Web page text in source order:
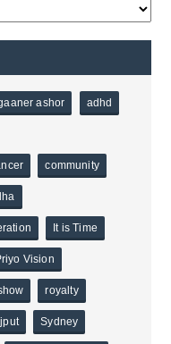
ashor adhd
community
It is Time
Vision
royalty
Sydney